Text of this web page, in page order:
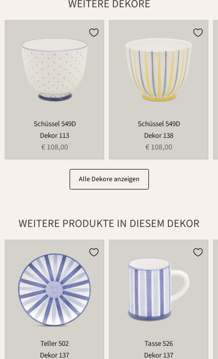
WEITERE DEKORE
Schüssel 549D
Dekor 113
€ 108,00
Schüssel 549D
Dekor 138
€ 108,00
Alle Dekore anzeigen
WEITERE PRODUKTE IN DIESEM DEKOR
Teller 502
Dekor 137
Tasse 526
Dekor 137